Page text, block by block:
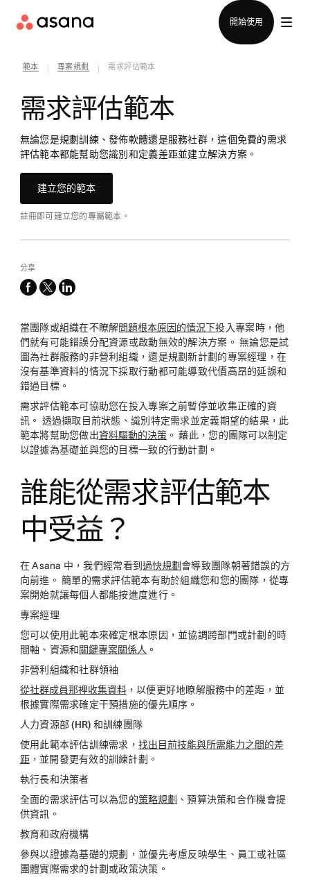
開始使用
範本 專案規劃 需求評估範本
需求評估範本
無論您是規劃訓練、發佈軟體還是服務社群，這個免費的需求
評估範本都能幫助您識別和定義差距並建立解決方案。
建立您的範本
註冊即可建立您的專屬範本。
分享
facebook
x-
linkedin
當團隊或組織在不瞭解問題根本原因的情況下投入專案時，他
們就有可能錯誤分配資源或啟動無效的解決方案。 無論您是試
圖為社群服務的非營利組織，還是規劃新計劃的專案經理，在
沒有基準資料的情況下採取行動都可能導致代價高昂的延誤和
錯過目標。
需求評估範本可協助您在投入專案之前暫停並收集正確的資
訊。 透過擷取目前狀態、識別特定需求並定義期望的結果，此
範本將幫助您做出資料驅動的決策。 藉此，您的團隊可以制定
以證據為基礎並與您的目標一致的行動計劃。
誰能從需求評估範本
中受益？
在 Asana 中，我們經常看到過快規劃 會導致團隊朝著錯誤的方
向前進。 簡單的需求評估範本有助於組織您和您的團隊，從專
案開始就讓每個人都能按進度進行。
專案經理
您可以使用此範本來確定根本原因，並協調跨部門或計劃的時
間軸、資源和關鍵專案關係人 。
非營利組織和社群領袖
從社群成員那裡收集資料，以便更好地瞭解服務中的差距，並
根據實際需求確定干預措施的優先順序。
人力資源部 (HR) 和訓練團隊
使用此範本評估訓練需求，找出目前技能與所需能力之間的差
距，並開發更有效的訓練計劃。
執行長和決策者
全面的需求評估可以為您的策略規劃 、預算決策和合作機會提
供資訊。
教育和政府機構
參與以證據為基礎的規劃，並優先考慮反映學生、員工或社區
團體實際需求的計劃或政策決策。